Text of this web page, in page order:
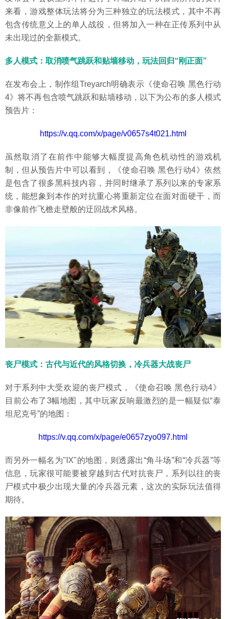
来看，游戏整体玩法将分为三种独立的玩法模式，其中不再
包含传统意义上的单人战役，但将加入一种在正传系列中从
未出现过的全新模式。
多人模式：取消喷气跳跃和贴墙移动，玩法回归“刚正面”
在发布会上，制作组Treyarch明确表示《使命召唤 黑色行动
4》将不再包含喷气跳跃和贴墙移动，以下为公布的多人模式
预告片：
https://v.qq.com/x/page/v0657s4t021.html
虽然取消了在前作中能够大幅度提高角色机动性的游戏机
制，但从预告片中可以看到，《使命召唤 黑色行动4》依然
是包含了很多黑科技内容，并同时继承了系列以来的专家系
统，能想象到本作的对抗重心将重新定位在面对面硬干，而
非像前作飞檐走壁般的迂回战术风格。
丧尸模式：古代与近代的风格切换，冷兵器大战丧尸
对于系列中大受欢迎的丧尸模式，《使命召唤 黑色行动4》
目前公布了3幅地图，其中玩家反响最激烈的是一幅疑似“泰
坦尼克号”的地图：
https://v.qq.com/x/page/e0657zyo097.html
而另外一幅名为"IX"的地图，则透露出“角斗场”和“冷兵器”等
信息，玩家很可能要被穿越到古代对抗丧尸，系列以往的丧
尸模式中极少出现大量的冷兵器元素，这次的实际玩法值得
期待。